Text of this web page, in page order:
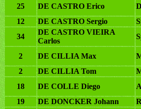
25
DE CASTRO Erico
12
DE CASTRO Sergio
34
DE CASTRO VIEIRA
Carlos
2 DE CILLIA Max
2
DE CILLIA Tom
18
DE COLLE Diego
19
DE DONCKER Johann